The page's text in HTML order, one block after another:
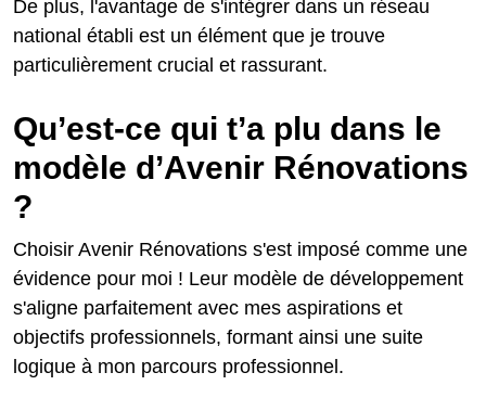
De plus, l'avantage de s'intégrer dans un réseau
national établi est un élément que je trouve
particulièrement crucial et rassurant.
Qu’est-ce qui t’a plu dans le
modèle d’Avenir Rénovations
?
Choisir Avenir Rénovations s'est imposé comme une
évidence pour moi ! Leur modèle de développement
s'aligne parfaitement avec mes aspirations et
objectifs professionnels, formant ainsi une suite
logique à mon parcours professionnel.